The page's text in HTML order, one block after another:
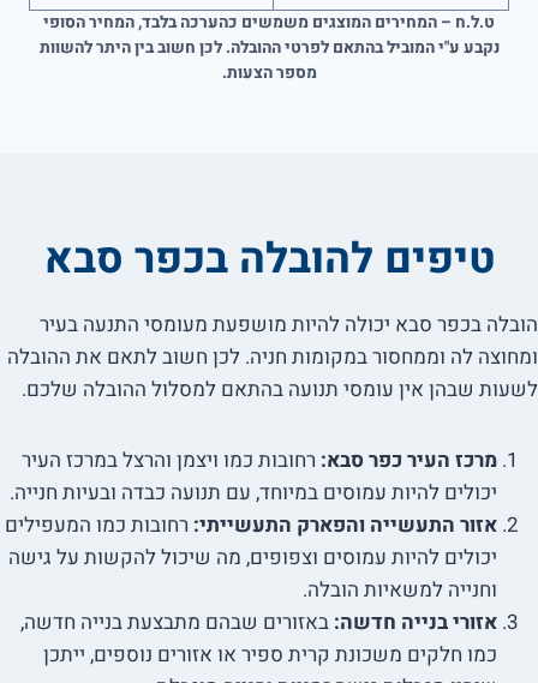
ט.ל.ח – המחירים המוצגים משמשים כהערכה בלבד, המחיר הסופי
נקבע ע"י המוביל בהתאם לפרטי ההובלה. לכן חשוב בין היתר להשוות
מספר הצעות.
טיפים להובלה בכפר סבא
הובלה בכפר סבא יכולה להיות מושפעת מעומסי התנעה בעיר
ומחוצה לה וממחסור במקומות חניה. לכן חשוב לתאם את ההובלה
לשעות שבהן אין עומסי תנועה בהתאם למסלול ההובלה שלכם.
מרכז העיר כפר סבא: רחובות כמו ויצמן והרצל במרכז העיר
יכולים להיות עמוסים במיוחד, עם תנועה כבדה ובעיות חנייה.
אזור התעשייה והפארק התעשייתי: רחובות כמו המעפילים
יכולים להיות עמוסים וצפופים, מה שיכול להקשות על גישה
וחנייה למשאיות הובלה.
אזורי בנייה חדשה: באזורים שבהם מתבצעת בנייה חדשה,
כמו חלקים משכונת קרית ספיר או אזורים נוספים, ייתכן